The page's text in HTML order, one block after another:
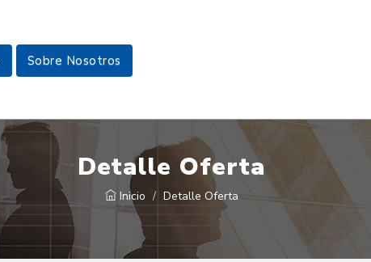
Sobre Nosotros
Detalle Oferta
Inicio Detalle Oferta